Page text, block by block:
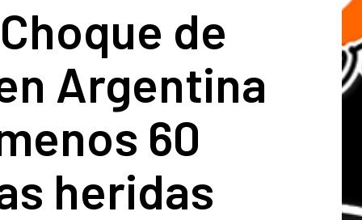
de
Argentina
60
heridas